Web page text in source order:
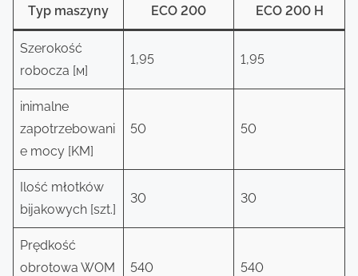
Тyp maszyny ECO 200 ECO 200 H
Szerokość
robocza [м]
1,95 1,95
inimalne
zapotrzebowani
e mocy [KM]
50 50
Ilość młotków
bijakowych [szt.]
30 30
Prędkość
obrotowa WOM
540 540